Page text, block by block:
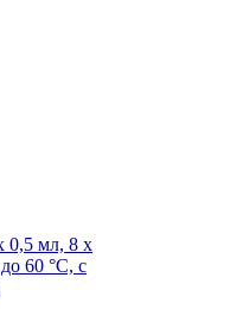
0,5 мл, 8 х
60 °C, с